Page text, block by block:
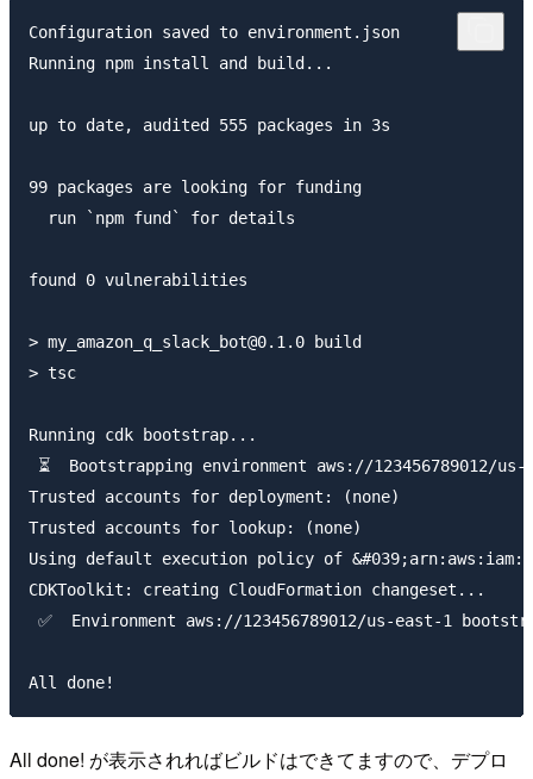
Configuration saved to environment.json
Running npm install and build...
up to date, audited 555 packages in 3s
99 packages are looking for funding
  run `npm fund` for details
found 0 vulnerabilities
> my_amazon_q_slack_bot@0.1.0 build
> tsc
Running cdk bootstrap...
⏳  Bootstrapping environment aws://123456789012/
Trusted accounts for deployment: (none)
Trusted accounts for lookup: (none)
Using default execution policy of
CDKToolkit: creating CloudFormation changeset...
✅  Environment aws://123456789012/us-east-1
All done! が表示されればビルドはできてますので、デプロ